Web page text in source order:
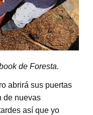
de Foresta.
abrirá sus puertas
de nuevas
así que yo